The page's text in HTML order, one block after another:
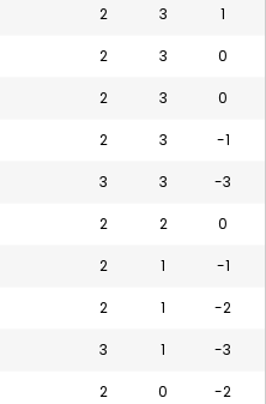
2 3 1
2 3 0
2 3 0
2 3 -1
3 3 -3
2 2 0
2 1 -1
2 1 -2
3 1 -3
2 0 -2